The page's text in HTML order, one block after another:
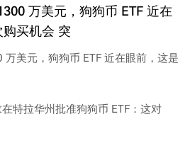
万美元，狗狗币 ETF 近在
买机会 突
美元，狗狗币 ETF 近在眼前，这是
特拉华州批准狗狗币 ETF：这对